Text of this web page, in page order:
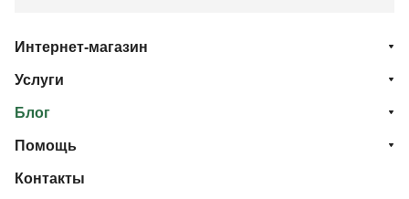
Интернет-магазин
Услуги
Блог
Помощь
Контакты